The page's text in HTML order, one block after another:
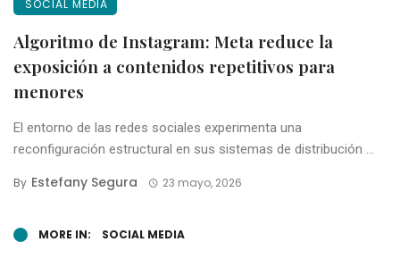
SOCIAL MEDIA
Algoritmo de Instagram: Meta reduce la
exposición a contenidos repetitivos para
menores
El entorno de las redes sociales experimenta una
reconfiguración estructural en sus sistemas de distribución ...
By Estefany Segura 23 mayo, 2026
MORE IN: SOCIAL MEDIA